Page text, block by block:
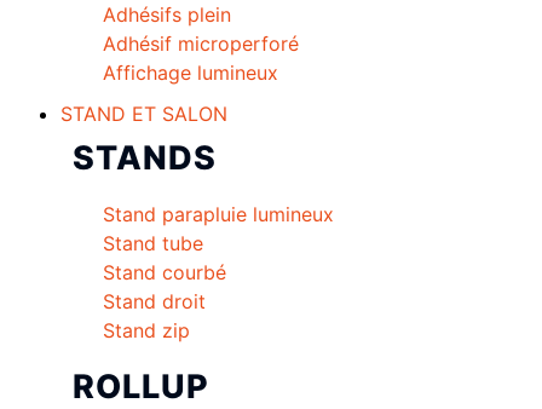
Adhésifs plein
Adhésif microperforé
Affichage lumineux
STAND ET SALON
STANDS
Stand parapluie lumineux
Stand tube
Stand courbé
Stand droit
Stand zip
ROLLUP